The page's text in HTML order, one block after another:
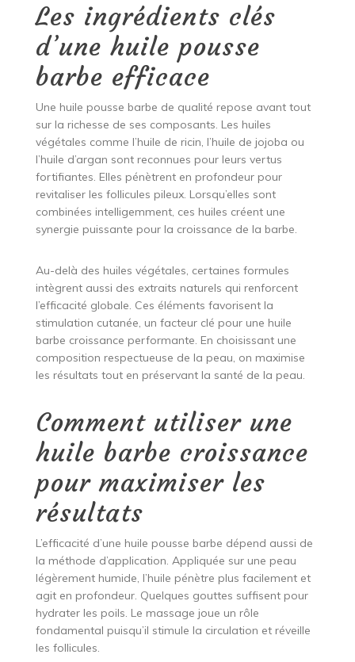
Les ingrédients clés
d’une huile pousse
barbe efficace
Une huile pousse barbe de qualité repose avant tout
sur la richesse de ses composants. Les huiles
végétales comme l’huile de ricin, l’huile de jojoba ou
l’huile d’argan sont reconnues pour leurs vertus
fortifiantes. Elles pénètrent en profondeur pour
revitaliser les follicules pileux. Lorsqu’elles sont
combinées intelligemment, ces huiles créent une
synergie puissante pour la croissance de la barbe.
Au-delà des huiles végétales, certaines formules
intègrent aussi des extraits naturels qui renforcent
l’efficacité globale. Ces éléments favorisent la
stimulation cutanée, un facteur clé pour une huile
barbe croissance performante. En choisissant une
composition respectueuse de la peau, on maximise
les résultats tout en préservant la santé de la peau.
Comment utiliser une
huile barbe croissance
pour maximiser les
résultats
L’efficacité d’une huile pousse barbe dépend aussi de
la méthode d’application. Appliquée sur une peau
légèrement humide, l’huile pénètre plus facilement et
agit en profondeur. Quelques gouttes suffisent pour
hydrater les poils. Le massage joue un rôle
fondamental puisqu’il stimule la circulation et réveille
les follicules.